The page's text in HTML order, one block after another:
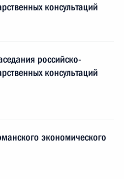
консультаций
российско-
консультаций
экономического